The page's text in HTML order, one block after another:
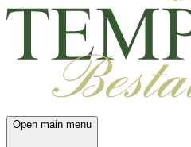
Open main menu